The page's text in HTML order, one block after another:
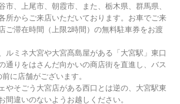
市、上尾市、朝霞市、また、栃木県、群馬県、
所からご来店いただいております。お車でご来
ご滞在時間（上限2時間）の無料駐車券をお渡
ルミネ大宮や大宮髙島屋がある「大宮駅」東口
通りをはさんだ向かいの商店街を直進し、バス
に店舗がございます。
やそごう大宮店がある西口とは逆の、大宮駅東
間違いのないようお越しください。